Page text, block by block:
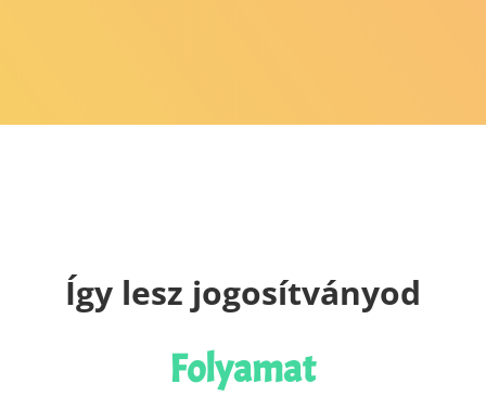
Így lesz jogosítványod
Folyamat